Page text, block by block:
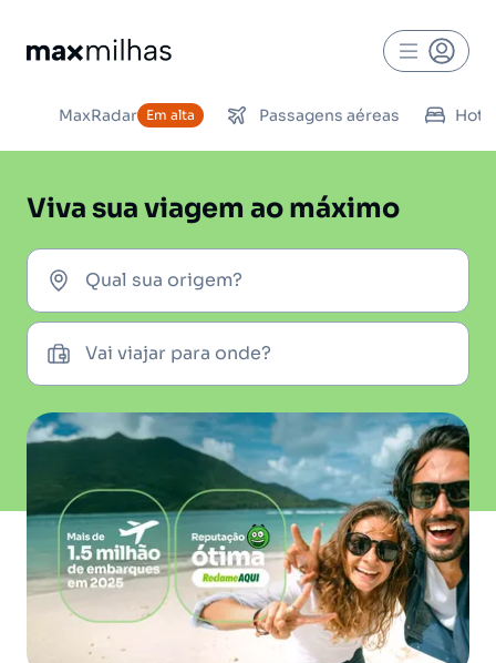
MaxRadar Em alta Passagens aéreas
Viva sua viagem ao máximo
Qual sua origem?
Vai viajar para onde?